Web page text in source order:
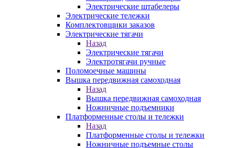
Электрические штабелеры
Электрические тележки
Комплектовщики заказов
Электрические тягачи
Назад
Электрические тягачи
Электротягачи ручные
Поломоечные машины
Вышка передвижная самоходная
Назад
Вышка передвижная самоходная
Ножничные подъемники
Платформенные столы и тележки
Назад
Платформенные столы и тележки
Ножничные подъемные столы